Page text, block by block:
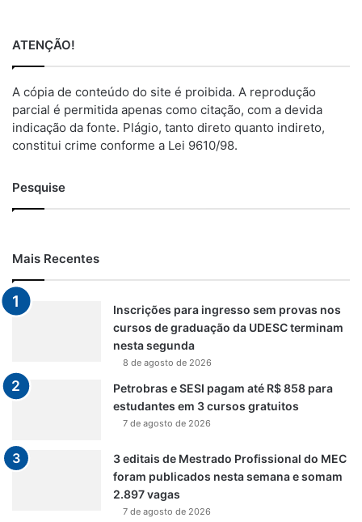
ATENÇÃO!
A cópia de conteúdo do site é proibida. A reprodução
parcial é permitida apenas como citação, com a devida
indicação da fonte. Plágio, tanto direto quanto indireto,
constitui crime conforme a Lei 9610/98.
Pesquise
Mais Recentes
Inscrições para ingresso sem provas nos
cursos de graduação da UDESC terminam
nesta segunda
8 de agosto de 2026
Petrobras e SESI pagam até R$ 858 para
estudantes em 3 cursos gratuitos
7 de agosto de 2026
3 editais de Mestrado Profissional do MEC
foram publicados nesta semana e somam
2.897 vagas
7 de agosto de 2026